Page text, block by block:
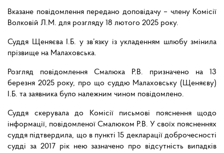
Вказане повідомлення передано доповідачу – члену Комісії
Волковій Л.М. для розгляду 18 лютого 2025 року.
Суддя Щеняєва І.Б. у зв’язку із укладенням шлюбу змінила
прізвище на Малаховська.
Розгляд повідомлення Смалюка Р.В. призначено на 13
березня 2025 року, про що суддю Малаховську (Щеняєву)
І.Б. та заявника було належним чином повідомлено.
Суддя скерувала до Комісії письмові пояснення щодо
інформації, повідомленої Смалюком Р.В. У своїх поясненнях
суддя підтвердила, що в пункті 15 декларації доброчесності
судді за 2017 рік нею зазначено про відсутність випадків